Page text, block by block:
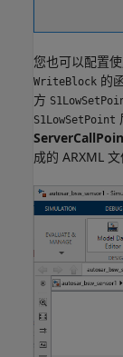
您也可以配置
WriteBlock 的
方
S1LowSetPoint
成的 ARXML